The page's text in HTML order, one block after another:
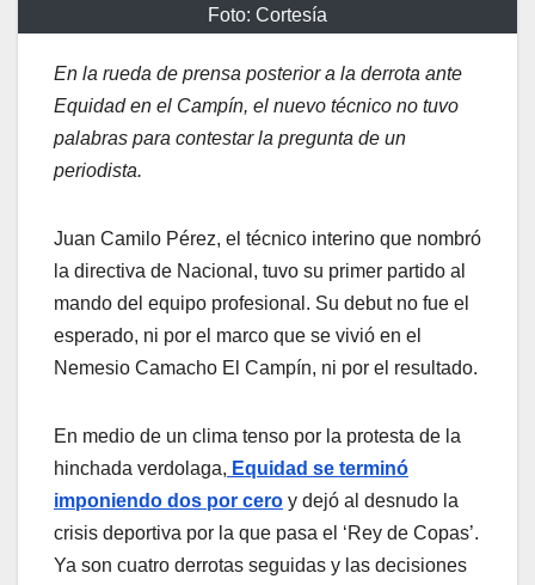
Foto: Cortesía
En la rueda de prensa posterior a la derrota ante
Equidad en el Campín, el nuevo técnico no tuvo
palabras para contestar la pregunta de un
periodista.
Juan Camilo Pérez, el técnico interino que nombró
la directiva de Nacional, tuvo su primer partido al
mando del equipo profesional. Su debut no fue el
esperado, ni por el marco que se vivió en el
Nemesio Camacho El Campín, ni por el resultado.
En medio de un clima tenso por la protesta de la
hinchada verdolaga, Equidad se terminó
imponiendo dos por cero y dejó al desnudo la
crisis deportiva por la que pasa el ‘Rey de Copas’.
Ya son cuatro derrotas seguidas y las decisiones